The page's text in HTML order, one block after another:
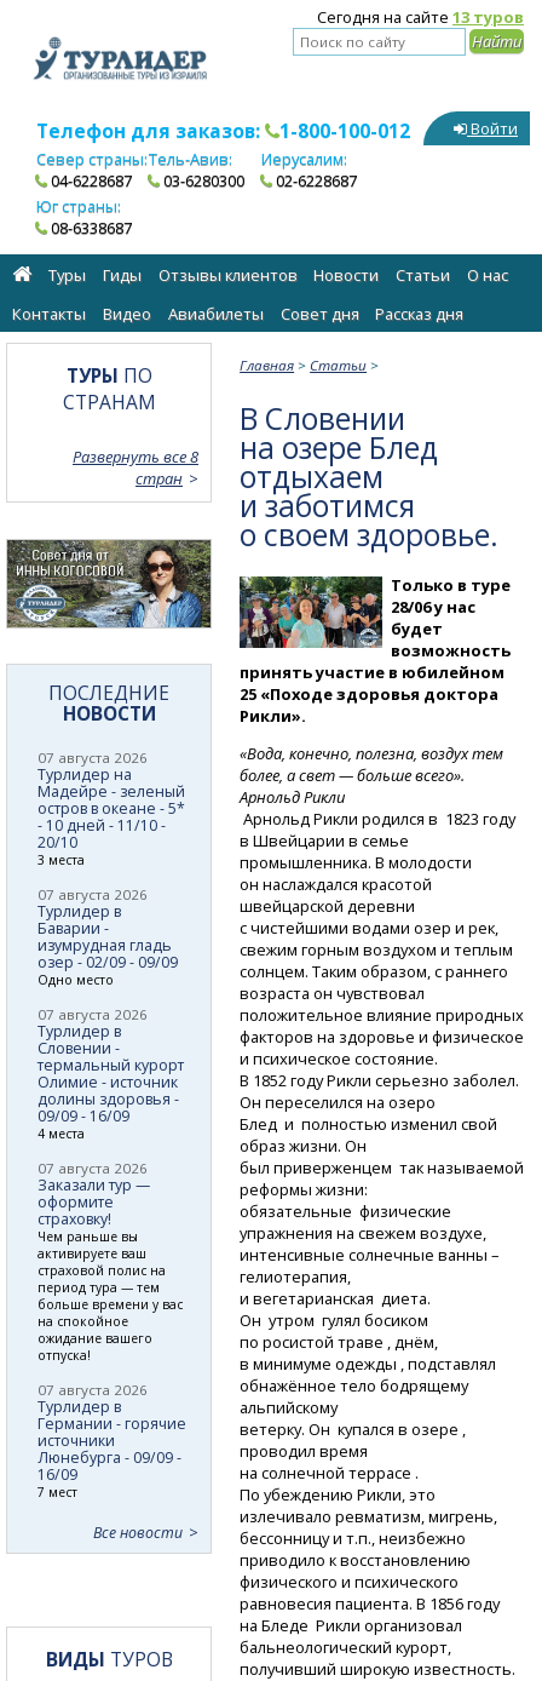
Сегодня на сайте 13 туров
Телефон для заказов: 1-800-100-012
Север страны:
04-6228687
Тель-Авив:
03-6280300
Иерусалим:
02-6228687
Юг страны:
08-6338687
Войти
Туры Гиды Отзывы клиентов Новости Статьи
О нас
Контакты
Видео Авиабилеты Cовет дня Рассказ дня
Главная > Статьи >
В Словении
на озере Блед
отдыхаем
и заботимся
о своем здоровье.
Только в туре
28/06 у нас
будет
возможность
принять участие в юбилейном
25 «Походе здоровья доктора
Рикли».
«Вода, конечно, полезна, воздух тем
более, а свет — больше всего».
Арнольд Рикли
Арнольд Рикли родился в 1823 году
в Швейцарии в семье
промышленника. В молодости
он наслаждался красотой
швейцарской деревни
с чистейшими водами озер и рек,
свежим горным воздухом и теплым
солнцем. Таким образом, с раннего
возраста он чувствовал
положительное влияние природных
факторов на здоровье и физическое
и психическое состояние.
В 1852 году Рикли серьезно заболел.
Он переселился на озеро
Блед и полностью изменил свой
образ жизни. Он
был приверженцем так называемой
реформы жизни:
обязательные физические
упражнения на свежем воздухе,
интенсивные солнечные ванны –
гелиотерапия,
и вегетарианская диета.
Он утром гулял босиком
по росистой траве , днём,
в минимуме одежды , подставлял
обнажённое тело бодрящему
альпийскому
ветерку. Он купался в озере ,
проводил время
на солнечной террасе .
По убеждению Рикли, это
излечивало ревматизм, мигрень,
бессонницу и т.п., неизбежно
приводило к восстановлению
физического и психического
равновесия пациента. В 1856 году
на Бледе Рикли организовал
бальнеологический курорт,
получивший широкую известность.
ТУРЫ ПО
СТРАНАМ
Развернуть все 8
стран
ПОСЛЕДНИЕ
НОВОСТИ
07 августа 2026
Турлидер на
Мадейре - зеленый
остров в океане - 5*
- 10 дней - 11/10 -
20/10
3 места
07 августа 2026
Турлидер в
Баварии -
изумрудная гладь
озер - 02/09 - 09/09
Одно место
07 августа 2026
Турлидер в
Словении -
термальный курорт
Олимие - источник
долины здоровья -
09/09 - 16/09
4 места
07 августа 2026
Заказали тур —
оформите
страховку!
Чем раньше вы
активируете ваш
страховой полис на
период тура — тем
больше времени у вас
на спокойное
ожидание вашего
отпуска!
07 августа 2026
Турлидер в
Германии - горячие
источники
Люнебурга - 09/09 -
16/09
7 мест
Все новости
ВИДЫ ТУРОВ